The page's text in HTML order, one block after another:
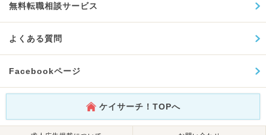
無料転職相談サービス
よくある質問
Facebookページ
ケイサーチ！TOPへ